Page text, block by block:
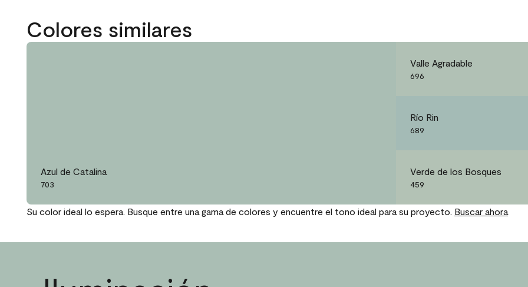
Colores similares
Azul de Catalina
703
Valle Agradable
696
Río Rin
689
Verde de los Bosques
459
Su color ideal lo espera. Busque entre una gama de colores y encuentre el tono ideal para su proyecto. Buscar ahora